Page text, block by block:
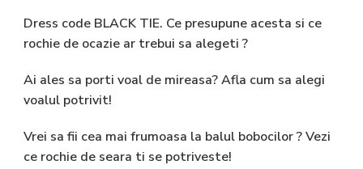
Dress code BLACK TIE. Ce presupune acesta si ce
rochie de ocazie ar trebui sa alegeti ?
Ai ales sa porti voal de mireasa? Afla cum sa alegi
voalul potrivit!
Vrei sa fii cea mai frumoasa la balul bobocilor ? Vezi
ce rochie de seara ti se potriveste!